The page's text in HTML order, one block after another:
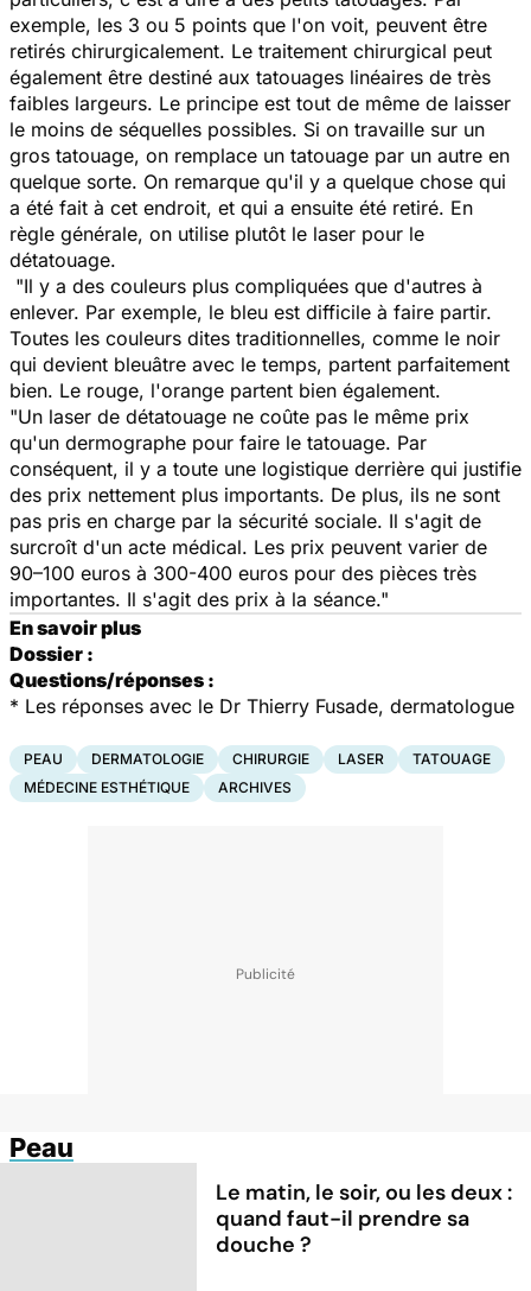
exemple, les 3 ou 5 points que l'on voit, peuvent être
retirés chirurgicalement. Le traitement chirurgical peut
également être destiné aux tatouages linéaires de très
faibles largeurs. Le principe est tout de même de laisser
le moins de séquelles possibles. Si on travaille sur un
gros tatouage, on remplace un tatouage par un autre en
quelque sorte. On remarque qu'il y a quelque chose qui
a été fait à cet endroit, et qui a ensuite été retiré. En
règle générale, on utilise plutôt le laser pour le
détatouage.
"Il y a des couleurs plus compliquées que d'autres à
enlever. Par exemple, le bleu est difficile à faire partir.
Toutes les couleurs dites traditionnelles, comme le noir
qui devient bleuâtre avec le temps, partent parfaitement
bien. Le rouge, l'orange partent bien également.
"Un laser de détatouage ne coûte pas le même prix
qu'un dermographe pour faire le tatouage. Par
conséquent, il y a toute une logistique derrière qui justifie
des prix nettement plus importants. De plus, ils ne sont
pas pris en charge par la sécurité sociale. Il s'agit de
surcroît d'un acte médical. Les prix peuvent varier de
90–100 euros à 300-400 euros pour des pièces très
importantes. Il s'agit des prix à la séance."
En savoir plus
Dossier :
Questions/réponses :
* Les réponses avec le Dr Thierry Fusade, dermatologue
PEAU DERMATOLOGIE CHIRURGIE LASER
TATOUAGE
MÉDECINE ESTHÉTIQUE
ARCHIVES
Peau
Le matin, le soir, ou les deux :
quand faut-il prendre sa
douche ?